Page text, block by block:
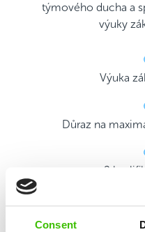
Consent
týmového ducha a
výuky
Výuka
Důraz na
2